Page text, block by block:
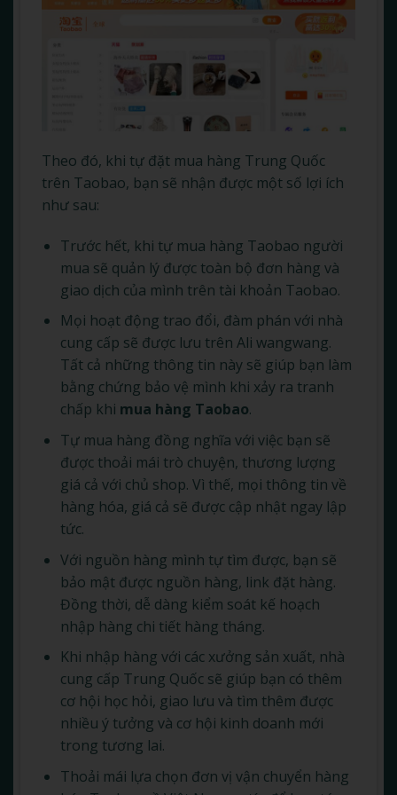
Theo đó, khi tự đặt mua hàng Trung Quốc
trên Taobao, bạn sẽ nhận được một số lợi ích
như sau:
Trước hết, khi tự mua hàng Taobao người
mua sẽ quản lý được toàn bộ đơn hàng và
giao dịch của mình trên tài khoản Taobao.
Mọi hoạt động trao đổi, đàm phán với nhà
cung cấp sẽ được lưu trên Ali wangwang.
Tất cả những thông tin này sẽ giúp bạn làm
bằng chứng bảo vệ mình khi xảy ra tranh
chấp khi mua hàng Taobao.
Tự mua hàng đồng nghĩa với việc bạn sẽ
được thoải mái trò chuyện, thương lượng
giá cả với chủ shop. Vì thế, mọi thông tin về
hàng hóa, giá cả sẽ được cập nhật ngay lập
tức.
Với nguồn hàng mình tự tìm được, bạn sẽ
bảo mật được nguồn hàng, link đặt hàng.
Đồng thời, dễ dàng kiểm soát kế hoạch
nhập hàng chi tiết hàng tháng.
Khi nhập hàng với các xưởng sản xuất, nhà
cung cấp Trung Quốc sẽ giúp bạn có thêm
cơ hội học hỏi, giao lưu và tìm thêm được
nhiều ý tưởng và cơ hội kinh doanh mới
trong tương lai.
Thoải mái lựa chọn đơn vị vận chuyển hàng